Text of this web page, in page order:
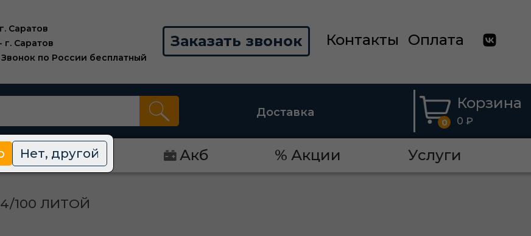
Саратов
- г. Саратов
Звонок по России бесплатный
Заказать звонок Контакты Оплата
Нет, другой
Доставка
0
Корзина
0 ₽
Диски Акб % Акции Услуги
4/100 ЛИТОЙ